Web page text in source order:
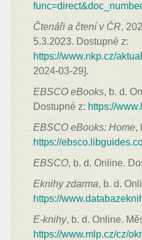
Čtenáři a čtení v ČR,
5.3.2023. Dostupné z:
https://www.nkp.cz/
2024-03-29].
EBSCO eBooks, b. d.
Dostupné z: https://
EBSCO eBooks: Home,
https://
EBSCO, b. d. Online.
Eknihy zdarma, b. d.
https://
E-knihy, b. d. Online.
https://www.mlp.cz/cz/